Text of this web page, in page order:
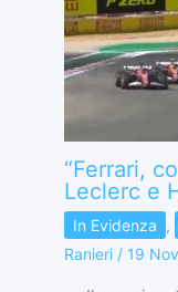
“Ferrari,
Leclerc e
In Evidenza ,
Ranieri / 19